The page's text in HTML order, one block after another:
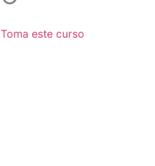
Toma este curso